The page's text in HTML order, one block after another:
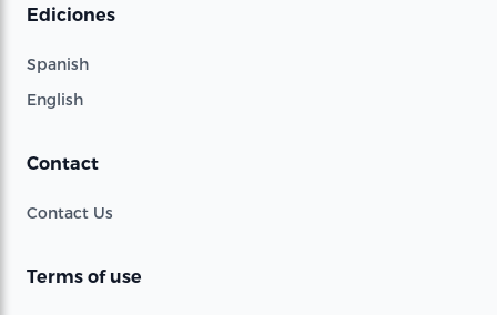
Ediciones
Spanish
English
Contact
Contact Us
Terms of use